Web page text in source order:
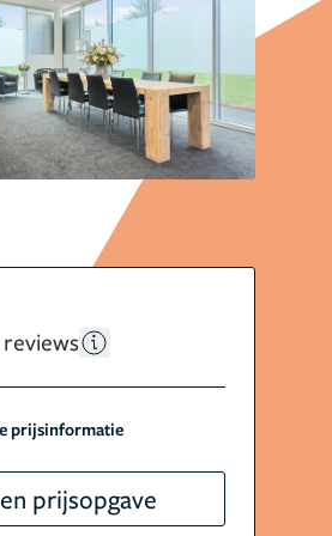
reviews
prijsinformatie
prijsopgave